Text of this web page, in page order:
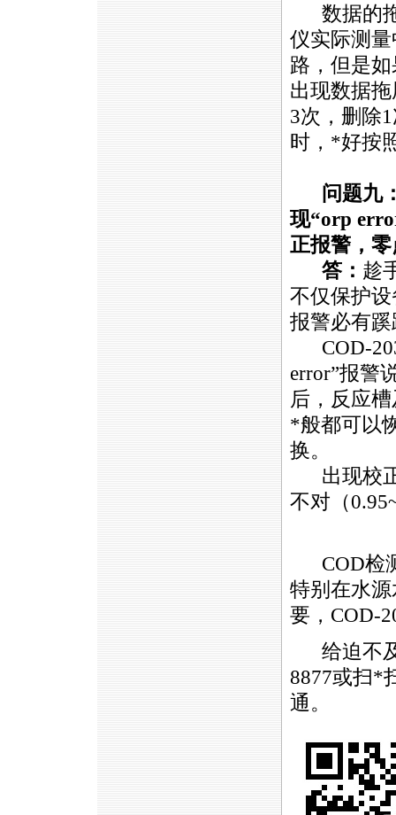
数据的
仪实际测
路，但是
出现数据
3次，删除
时， *好按
问题九
现“orp
正报警，
答： 趁
不仅保护
报警必有
COD-
error”报警
后，反应
*般都可以
换。
出现校正
不对（
COD检
特别在水
要， COD-
给迫不
8877或扫*
通。